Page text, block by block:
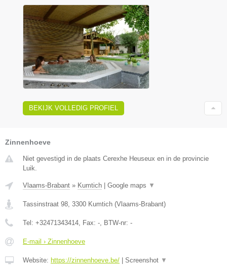
BEKIJK VOLLEDIG PROFIEL
Zinnenhoeve
Niet gevestigd in de plaats Cerexhe Heuseux en in de provincie
Luik.
Vlaams-Brabant » Kumtich | Google maps ▼
Tassinstraat 98 3300 Kumtich (Vlaams-Brabant)
Tel: +32471343414 , Fax: - , BTW-nr: -
E-mail › Zinnenhoeve
Website: https://zinnenhoeve.be/ | Screenshot ▼